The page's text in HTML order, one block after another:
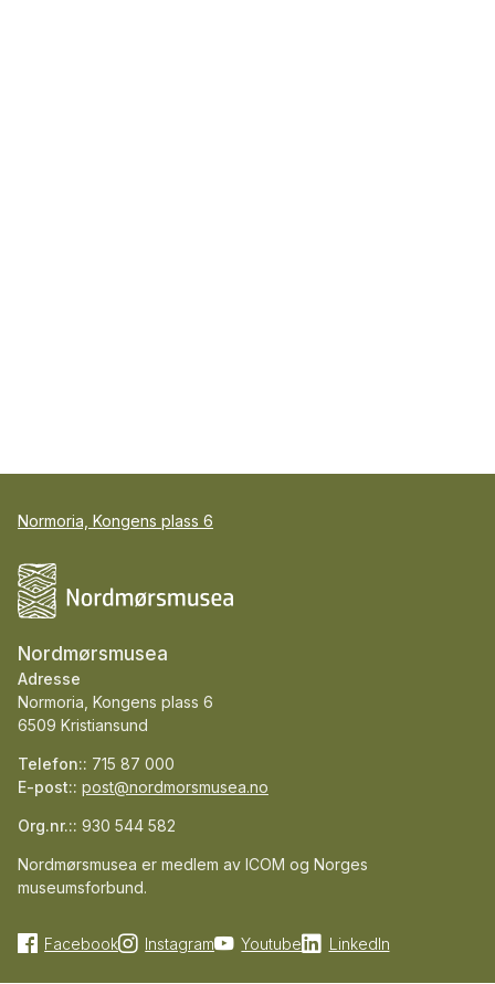
Normoria, Kongens plass 6
Nordmørsmusea
Adresse
Normoria, Kongens plass 6
6509 Kristiansund
Telefon:: 715 87 000
E-post:: post@nordmorsmusea.no
Org.nr.:: 930 544 582
Nordmørsmusea er medlem av ICOM og Norges
museumsforbund.
Facebook Instagram Youtube LinkedIn